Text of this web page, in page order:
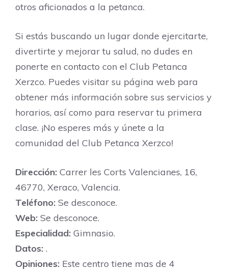
otros aficionados a la petanca.
Si estás buscando un lugar donde ejercitarte,
divertirte y mejorar tu salud, no dudes en
ponerte en contacto con el Club Petanca
Xerzco. Puedes visitar su página web para
obtener más información sobre sus servicios y
horarios, así como para reservar tu primera
clase. ¡No esperes más y únete a la
comunidad del Club Petanca Xerzco!
Dirección: Carrer les Corts Valencianes, 16,
46770, Xeraco, Valencia.
Teléfono: Se desconoce.
Web: Se desconoce.
Especialidad: Gimnasio.
Datos: .
Opiniones: Este centro tiene mas de 4